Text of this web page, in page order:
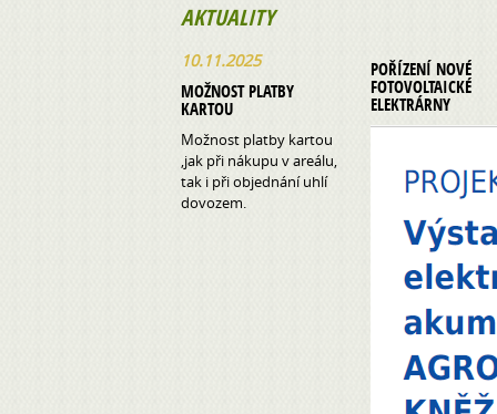
AKTUALITY
10.11.2025
MOŽNOST PLATBY
KARTOU
Možnost platby kartou
,jak při nákupu v areálu,
tak i při objednání uhlí
dovozem.
POŘÍZENÍ NOVÉ
FOTOVOLTAICKÉ
ELEKTRÁRNY